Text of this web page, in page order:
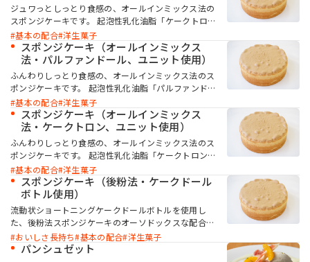
ジュワっとしっとり食感の、オールインミックス法の
スポンジケーキです。 起泡性乳化油脂「ケークトロ
ン」と起泡性のある流動状ショートニング「ケークド
ール」を併用することで、ソフトでボリュームのあ
る、しっとりした食感に仕上がります。
基本の配合 洋生菓子
スポンジケーキ（オールインミックス
法・パルファンドール、ユニット使用）
ふんわりしっとり食感の、オールインミックス法のス
ポンジケーキです。 起泡性乳化油脂「パルファンドー
ル」と流動状乳化油脂「ユニット」を使用すること
で、しっとりとふんわりやわらかな食感に仕上がりま
す。
基本の配合 洋生菓子
スポンジケーキ（オールインミックス
法・ケークトロン、ユニット使用）
ふんわりしっとり食感の、オールインミックス法のス
ポンジケーキです。 起泡性乳化油脂「ケークトロン」
と「ユニット」を併用することで、ソフトでボリュー
ムのある、しっとりした食感に仕上がります。
基本の配合 洋生菓子
スポンジケーキ（後粉法・ケークドール
ボトル使用）
流動状ショートニングケークドールボトルを使用し
た、後粉法スポンジケーキのオーソドックスな配合で
す。 ケークドールボトルはミキシング前に卵と混ぜて
使用できます。ソフトさ・しっとり感が持続し、口ど
おいしさ長持ち 基本の配合 洋生菓子
パンシュゼット